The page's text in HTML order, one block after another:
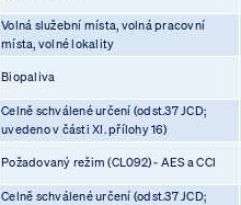
Volná služební místa, volná pracovní
místa, volné lokality
Biopaliva
Celně schválené určení (odst.37 JCD;
uvedeno v části XI. přílohy 16)
Požadovaný režim (CL092) - AES a CCI
Celně schválené určení (odst.37 JCD;